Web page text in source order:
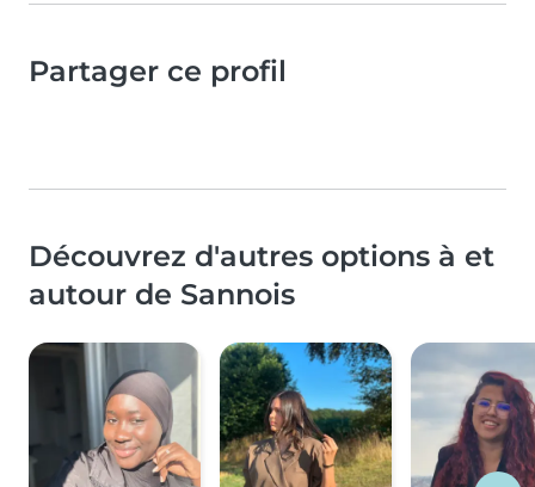
Partager ce profil
Découvrez d'autres options à et
autour de Sannois